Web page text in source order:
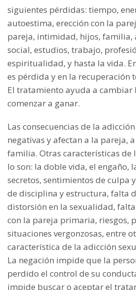
siguientes pérdidas: tiempo,
autoestima, erección con la
pareja, intimidad, hijos, familia,
social, estudios, trabajo,
espiritualidad, y hasta la vida.
es pérdida y en la recuperación
El tratamiento ayuda a cambiar
comenzar a ganar.
Las consecuencias de la
negativas y afectan a la pareja,
familia. Otras características de
lo son: la doble vida, el engaño,
secretos, sentimientos de culpa
de disciplina y estructura, falta
distorsión en la sexualidad,
con la pareja primaria, riesgos,
situaciones vergonzosas, entre
característica de la adicción
La negación impide que la
perdido el control de su
impide buscar o aceptar el